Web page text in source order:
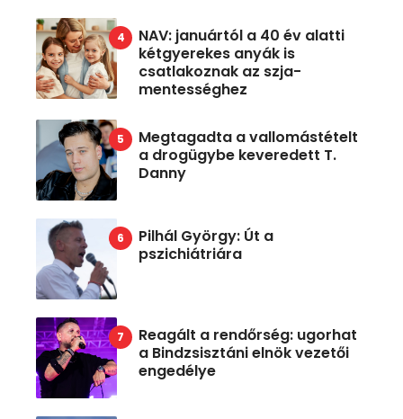
NAV: januártól a 40 év alatti
kétgyerekes anyák is
csatlakoznak az szja-
mentességhez
Megtagadta a vallomástételt
a drogügybe keveredett T.
Danny
Pilhál György: Út a
pszichiátriára
Reagált a rendőrség: ugorhat
a Bindzsisztáni elnök vezetői
engedélye